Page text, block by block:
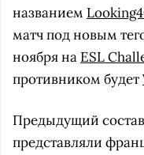
названием
матч под новым
ноября на ESL
противником будет
Предыдущий
представляли